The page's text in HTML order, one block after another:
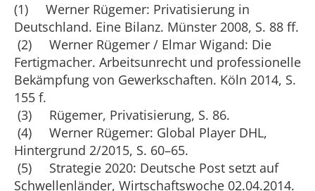
(1) Werner Rügemer: Privatisierung in
Deutschland. Eine Bilanz. Münster 2008, S. 88 ff.
(2) Werner Rügemer / Elmar Wigand: Die
Fertigmacher. Arbeitsunrecht und professionelle
Bekämpfung von Gewerkschaften. Köln 2014, S.
155 f.
(3) Rügemer, Privatisierung, S. 86.
(4) Werner Rügemer: Global Player DHL,
Hintergrund 2/2015, S. 60–65.
(5) Strategie 2020: Deutsche Post setzt auf
Schwellenländer, Wirtschaftswoche 02.04.2014.